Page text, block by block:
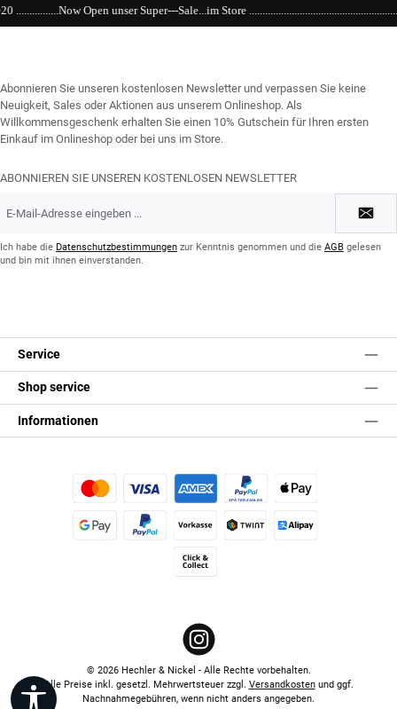
unser Super---Sale...im Store
Abonnieren Sie unseren kostenlosen Newsletter und verpassen Sie keine
Neuigkeit, Sales oder Aktionen aus unserem Onlineshop. Als
Willkommensgeschenk erhalten Sie einen 10% Gutschein für Ihren ersten
Einkauf im Onlineshop oder bei uns im Store.
ABONNIEREN SIE UNSEREN KOSTENLOSEN NEWSLETTER
Mail-
*Ich habe die Datenschutzbestimmungen zur Kenntnis genommen und die AGB gelesen
und bin mit ihnen einverstanden.
Service
Shop service
Informationen
Kredit- oder Debitkarte Später BezahlenApple Pay
Vorkasse
Instagram
© 2026 Hechler & Nickel - Alle Rechte vorbehalten.
Alle Preise inkl. gesetzl. Mehrwertsteuer zzgl. Versandkostenund ggf.
Nachnahmegebühren, wenn nicht anders angegeben.
Werkzeugleiste anzeigen